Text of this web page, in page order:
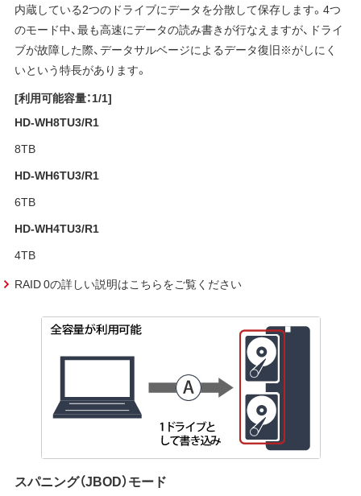
内蔵している2つのドライブにデータを分散して保存します。4つ
のモード中、最も高速にデータの読み書きが行なえますが、ドライ
ブが故障した際、データサルベージによるデータ復旧※がしにく
いという特長があります。
[利用可能容量：1/1]
HD-WH8TU3/R1
8TB
HD-WH6TU3/R1
6TB
HD-WH4TU3/R1
4TB
RAID 0の詳しい説明はこちらをご覧ください
スパニング（JBOD）モード